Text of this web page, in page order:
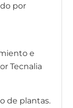
por
e
Tecnalia
de plantas.